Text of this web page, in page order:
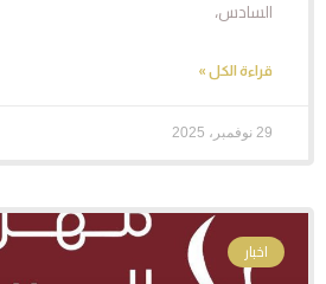
السادس،
قراءة الكل »
29 نوفمبر، 2025
اخبار